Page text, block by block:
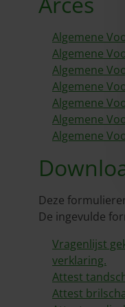
Algemene
Algemene
Algemene
Algemene
Algemene
Algemene
Algemene
Deze
De ingevulde
Vragenlijst
verklaring.
Attest
Attest